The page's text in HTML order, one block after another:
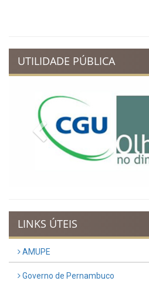
UTILIDADE PÚBLICA
Previous
LINKS ÚTEIS
AMUPE
Governo de Pernambuco